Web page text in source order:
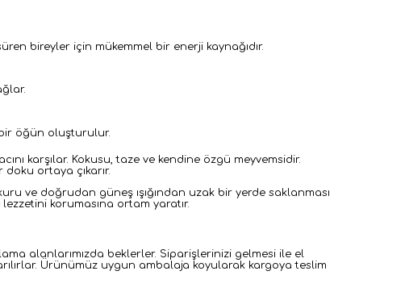
bireyler için mükemmel bir enerji kaynağıdır.
bir öğün oluşturulur.
karşılar. Kokusu, taze ve kendine özgü meyvemsidir.
doku ortaya çıkarır.
ve doğrudan güneş ışığından uzak bir yerde saklanması
korumasına ortam yaratır.
alanlarımızda beklerler. Siparişlerinizi gelmesi ile el
Ürünümüz uygun ambalaja koyularak kargoya teslim